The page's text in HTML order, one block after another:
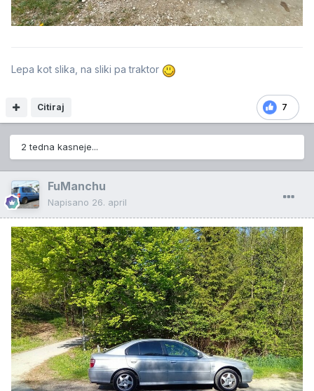
7
Citiraj
Lepa kot slika, na sliki pa traktor
2 tedna kasneje...
FuManchu
Napisano 26. april